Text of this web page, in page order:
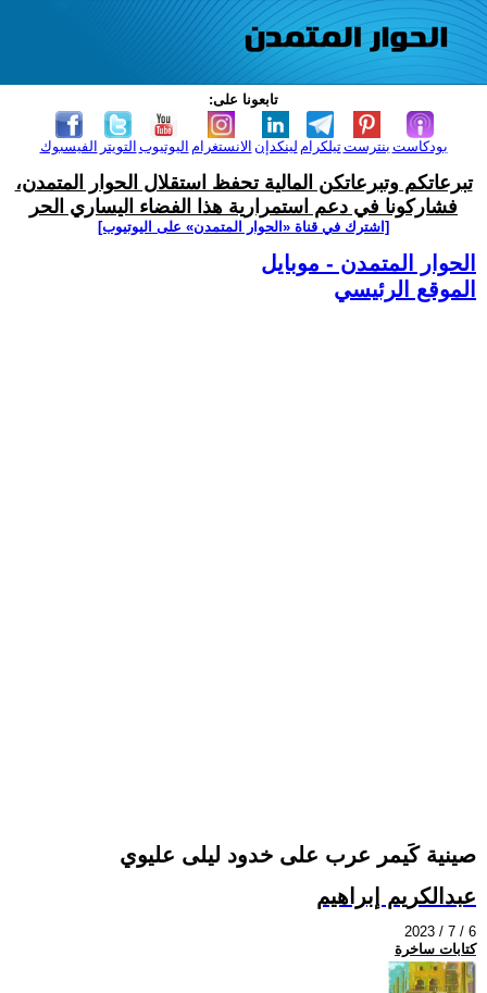
تابعونا على:
الفيسبوك التويتر اليوتيوب الانستغرام لينكدإن تيلكرامبنترست بودكاست
تبرعاتكم وتبرعاتكن المالية تحفظ استقلال الحوار المتمدن،
فشاركونا في دعم استمرارية هذا الفضاء اليساري الحر
[اشترك في قناة ‫«الحوار المتمدن» على اليوتيوب]
الحوار المتمدن - موبايل
الموقع الرئيسي
صينية كَيمر عرب على خدود ليلى عليوي
عبدالكريم إبراهيم
2023 / 7 / 6
كتابات ساخرة